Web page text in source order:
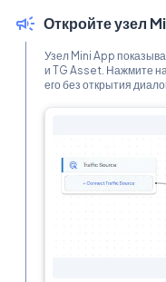
Откройте узел
Узел Mini App
и TG Asset. Нажмите
его без открытия